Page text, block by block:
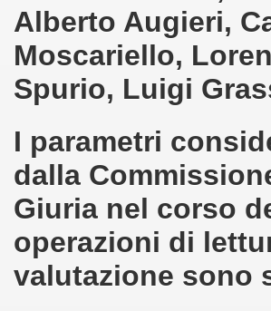
Alberto Augieri,
Moscariello,
Spurio, Luigi
I parametri
dalla
Giuria nel corso
operazioni di
valutazione sono
- 2016
17-6-2016
- ROMA
DELL'OLIO
FRAGOLE 2017